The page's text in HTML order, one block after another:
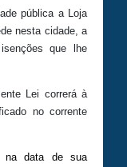
pública a Loja
nesta cidade, a
que lhe
Lei correrá à
no corrente
data de sua